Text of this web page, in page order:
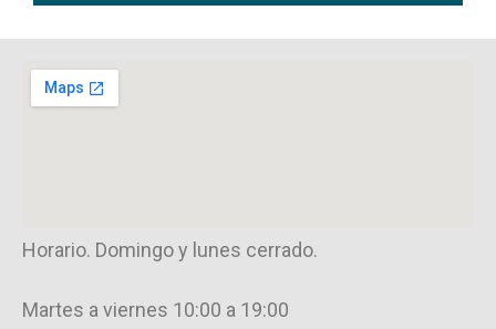
Horario. Domingo y lunes cerrado.
Martes a viernes 10:00 a 19:00